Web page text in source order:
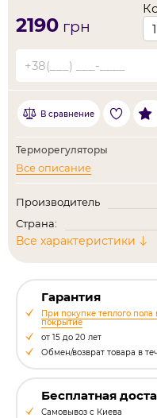
2190 грн
В сравнение
Терморегуляторы
Все описание
Производитель
Страна:
Все характеристики
Гарантия
При покупке теплого
покрытие
от 15 до 20 лет
Обмен/возврат товара в
Бесплатная
Самовывоз с Киева